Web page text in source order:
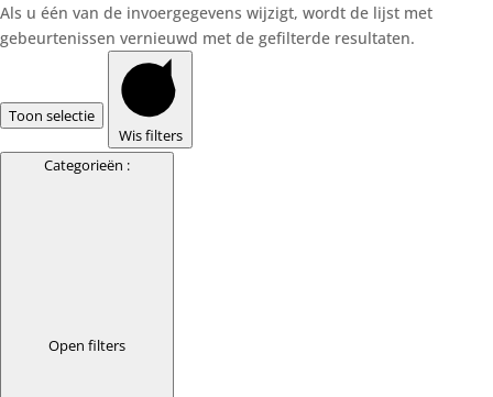
Als u één van de invoergegevens wijzigt, wordt de lijst met
gebeurtenissen vernieuwd met de gefilterde resultaten.
Toon selectie
Wis filters
Categorieën :
Open filters